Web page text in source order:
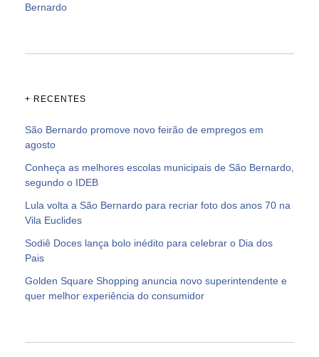
Bernardo
+ RECENTES
São Bernardo promove novo feirão de empregos em
agosto
Conheça as melhores escolas municipais de São Bernardo,
segundo o IDEB
Lula volta a São Bernardo para recriar foto dos anos 70 na
Vila Euclides
Sodiê Doces lança bolo inédito para celebrar o Dia dos
Pais
Golden Square Shopping anuncia novo superintendente e
quer melhor experiência do consumidor